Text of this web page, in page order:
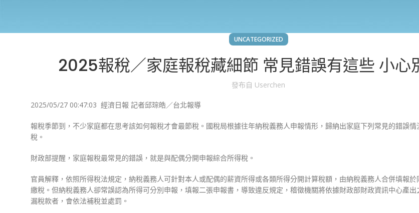
UNCATEGORIZED
2025報稅／家庭報稅藏細節 常見錯誤有這些 小心
發布自 Userchen
2025/05/27 00:47:03 經濟日報 記者邱琮皓／台北報導
報稅季節到，不少家庭都在思考該如何報稅才會最節稅。國稅局根據往年納稅義務人申報情形，歸納出家庭下列常見的錯誤
稅。
財政部提醒，家庭報稅最常見的錯誤，就是與配偶分開申報綜合所得稅。
官員解釋，依照所得稅法規定，納稅義務人可針對本人或配偶的薪資所得或各類所得分開計算稅額，由納稅義務人合併填報
繳稅。但納稅義務人卻常誤認為所得可分別申報，填報二張申報書，導致違反規定，稽徵機關將依據財政部財政資訊中心產
漏稅款者，會依法補稅並處罰。